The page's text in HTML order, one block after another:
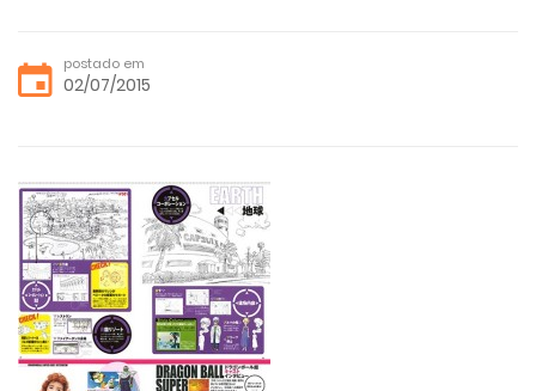
postado em
02/07/2015